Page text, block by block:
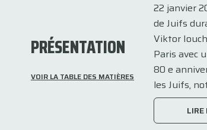
PRÉSENTATION
VOIR LA TABLE DES MATIÈRES
22 janvier
de Juifs
Viktor
Paris avec
80 e
les Juifs,